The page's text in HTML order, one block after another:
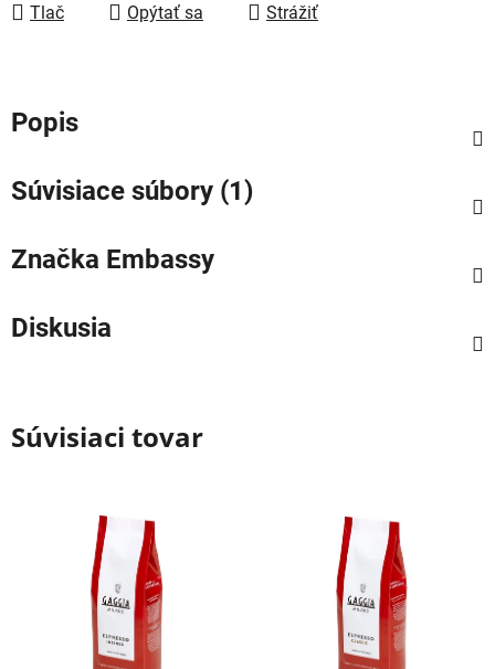
Tlač Opýtať sa Strážiť
Popis
Súvisiace súbory (1)
Značka Embassy
Diskusia
Súvisiaci tovar